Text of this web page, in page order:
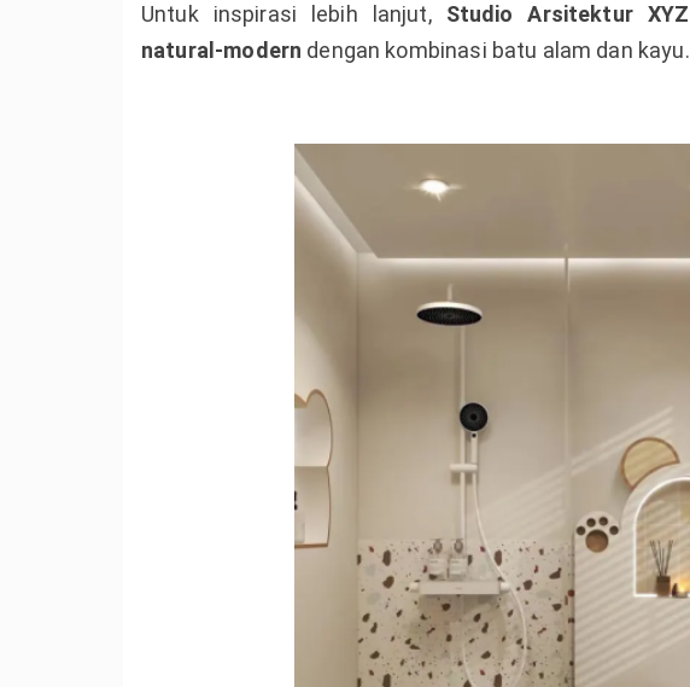
Untuk inspirasi lebih lanjut, Studio Arsitektur XYZ
natural-modern dengan kombinasi batu alam dan kayu.